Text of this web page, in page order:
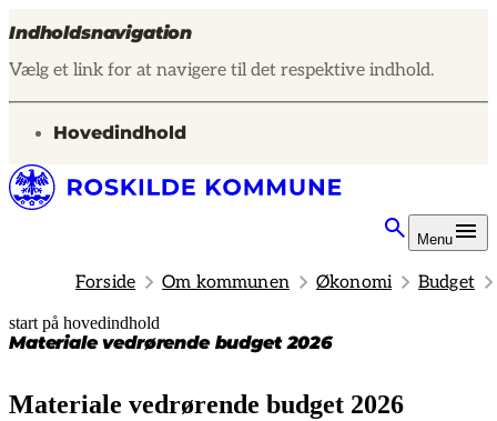
Indholdsnavigation
Vælg et link for at navigere til det respektive indhold.
gå til
Hovedindhold
Menu
Forside Om kommunen Økonomi Budget
start på hovedindhold
Materiale vedrørende budget 2026
senest opdateret 24. oktober 2025
Materiale vedrørende budget 2026